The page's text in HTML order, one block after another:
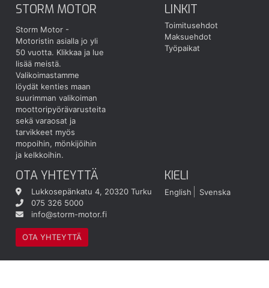
STORM MOTOR
Storm Motor -
Motoristin asialla jo yli
50 vuotta. Klikkaa ja lue
lisää meistä.
Valikoimastamme
löydät kenties maan
suurimman valikoiman
moottoripyörävarusteita
sekä varaosat ja
tarvikkeet myös
mopoihin, mönkijöihin
ja kelkkoihin.
LINKIT
Toimitusehdot
Maksuehdot
Työpaikat
OTA YHTEYTTÄ
Lukkosepänkatu 4, 20320 Turku
075 326 5000
info@storm-motor.fi
OTA YHTEYTTÄ
KIELI
English Svenska